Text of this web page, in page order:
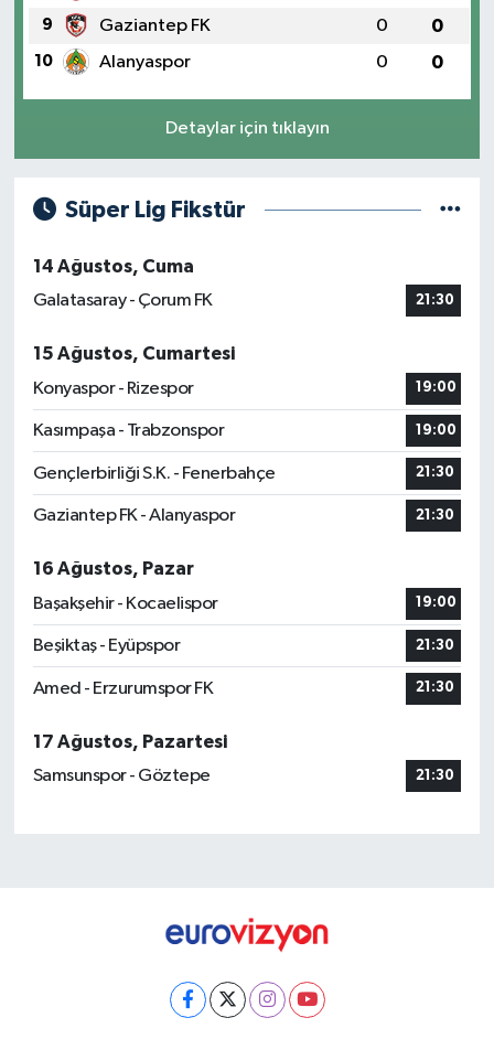
9 Gaziantep FK 0 0
10 Alanyaspor 0 0
Detaylar için tıklayın
Süper Lig Fikstür
14 Ağustos, Cuma
Galatasaray - Çorum FK
21:30
15 Ağustos, Cumartesi
Konyaspor - Rizespor
19:00
Kasımpaşa - Trabzonspor 19:00
Gençlerbirliği S.K. - Fenerbahçe 21:30
Gaziantep FK - Alanyaspor 21:30
16 Ağustos, Pazar
Başakşehir - Kocaelispor
19:00
Beşiktaş - Eyüpspor 21:30
Amed - Erzurumspor FK 21:30
17 Ağustos, Pazartesi
Samsunspor - Göztepe
21:30